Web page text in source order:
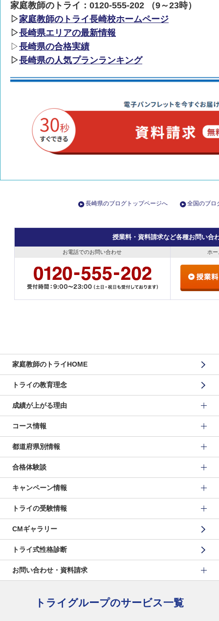
家庭教師のトライ：0120-555-202 （9～23時）
▷家庭教師のトライ長崎校ホームページ
▷長崎県エリアの最新情報
▷長崎県の合格実績
▷長崎県の人気プランランキング
長崎県のブログトップページへ 全国のブロ
授業料・資料請求など各種お問い合
お電話でのお問い合わせ ホ
家庭教師のトライHOME
トライの教育理念
成績が上がる理由
コース情報
都道府県別情報
合格体験談
キャンペーン情報
トライの受験情報
CMギャラリー
トライ式性格診断
お問い合わせ・資料請求
トライグループのサービス一覧